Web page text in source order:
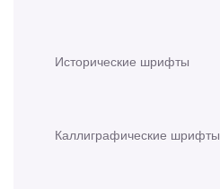
Исторические шрифты
Каллиграфические шрифты